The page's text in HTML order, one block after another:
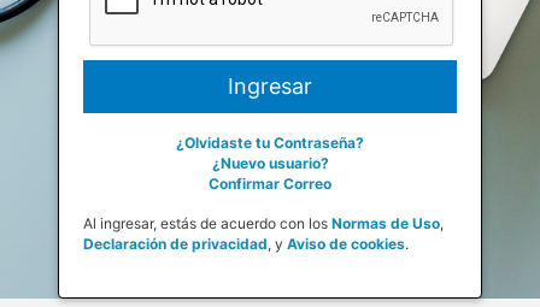
¿Olvidaste tu Contraseña?
¿Nuevo usuario?
Confirmar Correo
Al ingresar, estás de acuerdo con los Normas de Uso,
Declaración de privacidad, y Aviso de cookies.